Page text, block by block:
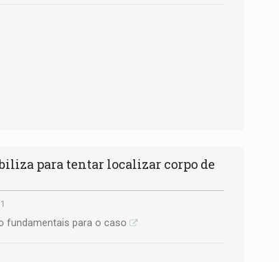
para tentar localizar corpo de
fundamentais para o caso